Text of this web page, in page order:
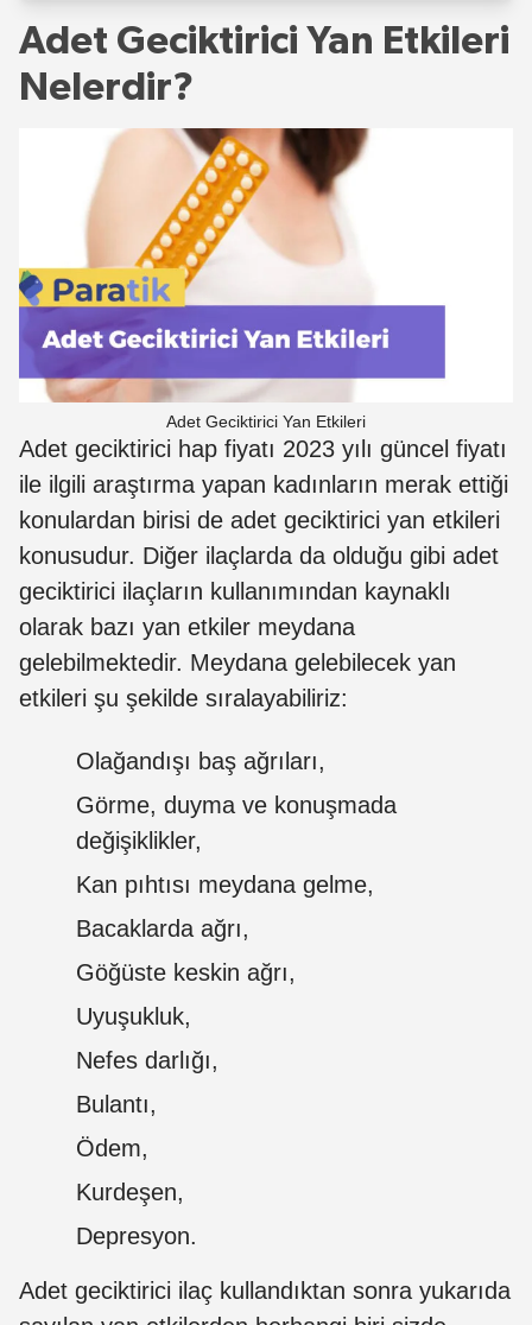
Adet Geciktirici Yan Etkileri
Nelerdir?
Adet Geciktirici Yan Etkileri
Adet geciktirici hap fiyatı 2023 yılı güncel fiyatı
ile ilgili araştırma yapan kadınların merak ettiği
konulardan birisi de adet geciktirici yan etkileri
konusudur. Diğer ilaçlarda da olduğu gibi adet
geciktirici ilaçların kullanımından kaynaklı
olarak bazı yan etkiler meydana
gelebilmektedir. Meydana gelebilecek yan
etkileri şu şekilde sıralayabiliriz:
Olağandışı baş ağrıları,
Görme, duyma ve konuşmada
değişiklikler,
Kan pıhtısı meydana gelme,
Bacaklarda ağrı,
Göğüste keskin ağrı,
Uyuşukluk,
Nefes darlığı,
Bulantı,
Ödem,
Kurdeşen,
Depresyon.
Adet geciktirici ilaç kullandıktan sonra yukarıda